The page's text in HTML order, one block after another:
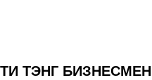
ТИ ТЭНГ БИЗНЕСМЕН